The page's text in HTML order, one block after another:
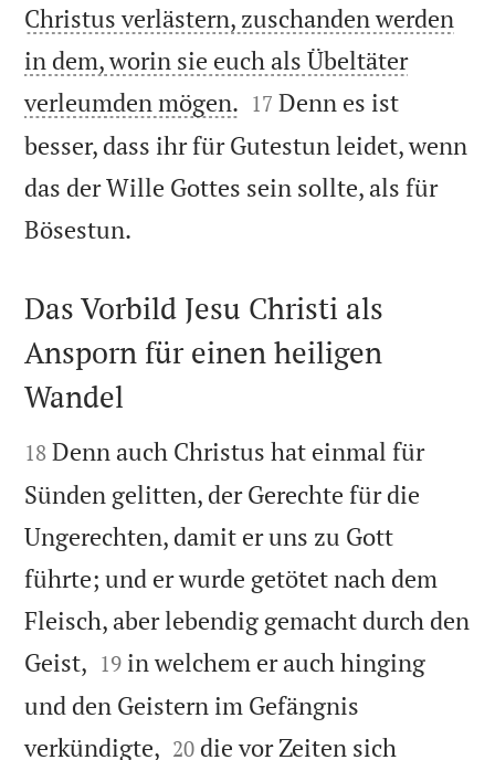
Christus verlästern, zuschanden werden
in dem, worin sie euch als Übeltäter
verleumden mögen. 

17 Denn es ist
besser, dass ihr für Gutestun leidet, wenn
das der Wille Gottes sein sollte, als für
Bösestun.

Das Vorbild Jesu Christi als
Ansporn für einen heiligen
Wandel

18 Denn auch Christus hat einmal für
Sünden gelitten, der Gerechte für die
Ungerechten, damit er uns zu Gott
führte; und er wurde getötet nach dem
Fleisch, aber lebendig gemacht durch den
Geist, 

19 in welchem er auch hinging
und den Geistern im Gefängnis
verkündigte, 

20 die vor Zeiten sich